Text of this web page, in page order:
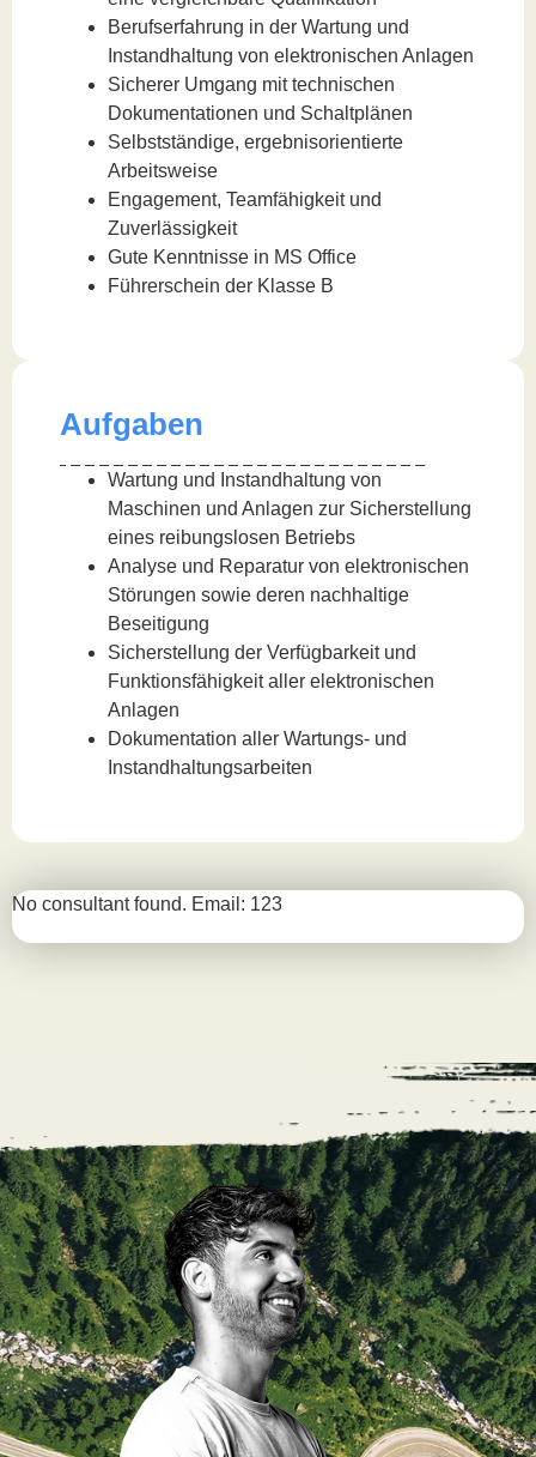
Berufserfahrung in der Wartung und
Instandhaltung von elektronischen Anlagen
Sicherer Umgang mit technischen
Dokumentationen und Schaltplänen
Selbstständige, ergebnisorientierte
Arbeitsweise
Engagement, Teamfähigkeit und
Zuverlässigkeit
Gute Kenntnisse in MS Office
Führerschein der Klasse B
Aufgaben
Wartung und Instandhaltung von
Maschinen und Anlagen zur Sicherstellung
eines reibungslosen Betriebs
Analyse und Reparatur von elektronischen
Störungen sowie deren nachhaltige
Beseitigung
Sicherstellung der Verfügbarkeit und
Funktionsfähigkeit aller elektronischen
Anlagen
Dokumentation aller Wartungs- und
Instandhaltungsarbeiten
No consultant found. Email: 123